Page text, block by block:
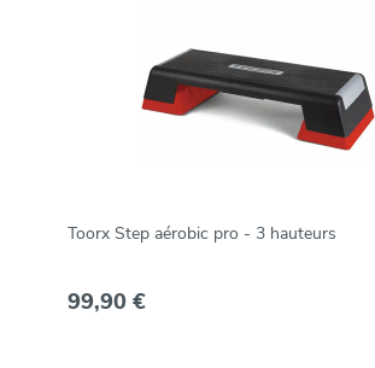
Toorx Step aérobic pro - 3 hauteurs
99,90 €